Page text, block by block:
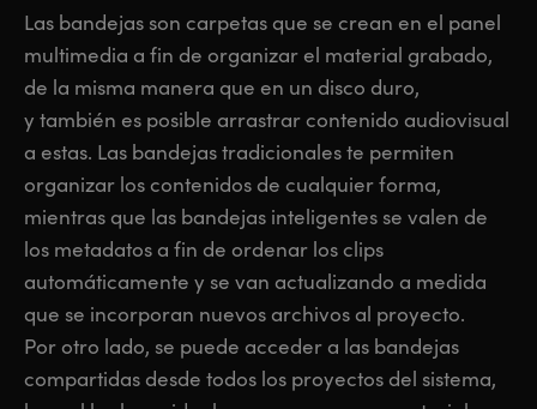
Las bandejas son carpetas que se crean en el panel
multimedia a fin de organizar el material grabado,
de la misma manera que en un disco duro,
y también es posible arrastrar contenido audiovisual
a estas. Las bandejas tradicionales te permiten
organizar los contenidos de cualquier forma,
mientras que las bandejas inteligentes se valen de
los metadatos a fin de ordenar los clips
automáticamente y se van actualizando a medida
que se incorporan nuevos archivos al proyecto.
Por otro lado, se puede acceder a las bandejas
compartidas desde todos los proyectos del sistema,